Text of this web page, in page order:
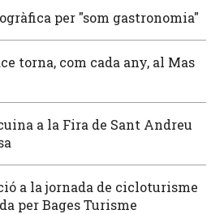
per "som gastronomia"
torna, com cada any, al Mas
a la Fira de Sant Andreu
a la jornada de cicloturisme
per Bages Turisme